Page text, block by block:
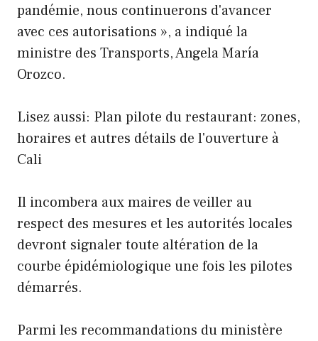
pandémie, nous continuerons d'avancer
avec ces autorisations », a indiqué la
ministre des Transports, Angela María
Orozco.
Lisez aussi: Plan pilote du restaurant: zones,
horaires et autres détails de l'ouverture à
Cali
Il incombera aux maires de veiller au
respect des mesures et les autorités locales
devront signaler toute altération de la
courbe épidémiologique une fois les pilotes
démarrés.
Parmi les recommandations du ministère